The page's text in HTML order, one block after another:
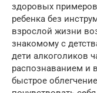
здоровых
ребенка без
взрослой жизни
знакомому с
дети алкоголиков
распознаванием и
быстрое